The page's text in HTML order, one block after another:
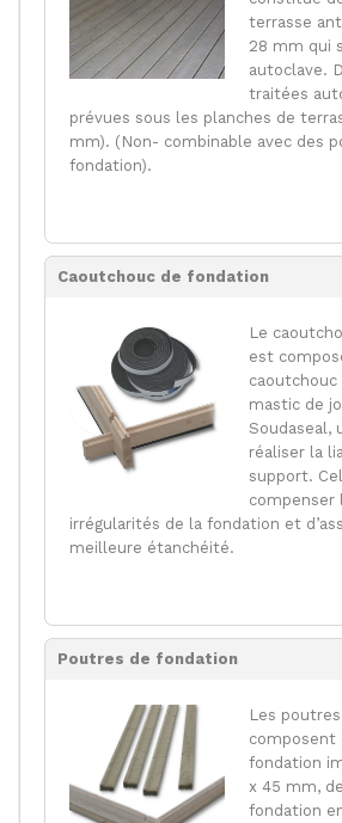
terrasse
28 mm qui
autoclave.
traitées
prévues sous les planches de
mm). (Non- combinable avec des
fondation).
Caoutchouc de fondation
Le
est
caoutchouc
mastic de
Soudaseal,
réaliser la
support.
compenser
irrégularités de la fondation et
meilleure étanchéité.
Poutres de fondation
Les
composent
fondation
x 45 mm,
fondation